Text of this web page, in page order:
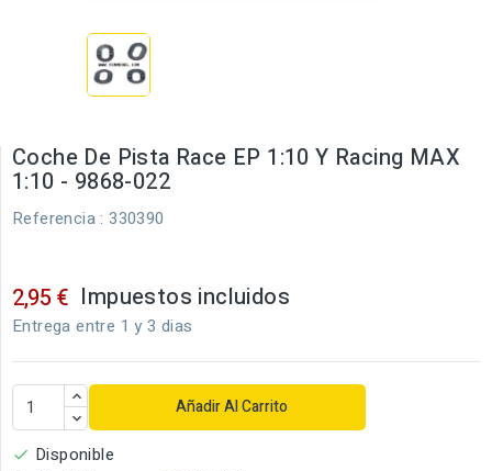
Coche De Pista Race EP 1:10 Y Racing MAX
1:10 - 9868-022
Referencia : 330390
2,95 € Impuestos incluidos
Entrega entre 1 y 3 dias
Añadir Al Carrito
 Disponible